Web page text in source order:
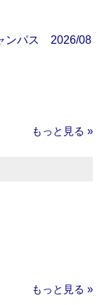
ンパス 2026/08
もっと見る »
もっと見る »